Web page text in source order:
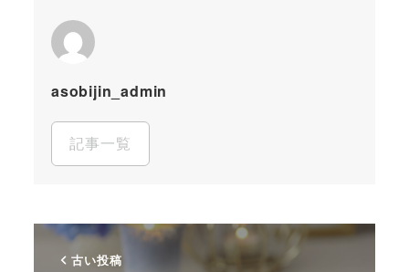
asobijin_admin
記事一覧
古い投稿